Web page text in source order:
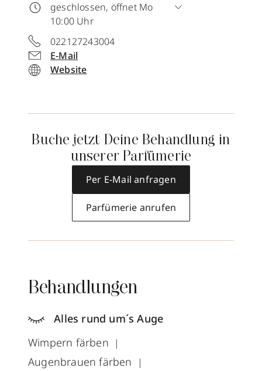
geschlossen, öffnet Mo
10:00 Uhr
022127243004
E-Mail
Website
Buche jetzt Deine Behandlung in
unserer Parfümerie
Per E-Mail anfragen
Parfümerie anrufen
Behandlungen
Alles rund um´s Auge
Wimpern färben
Augenbrauen färben